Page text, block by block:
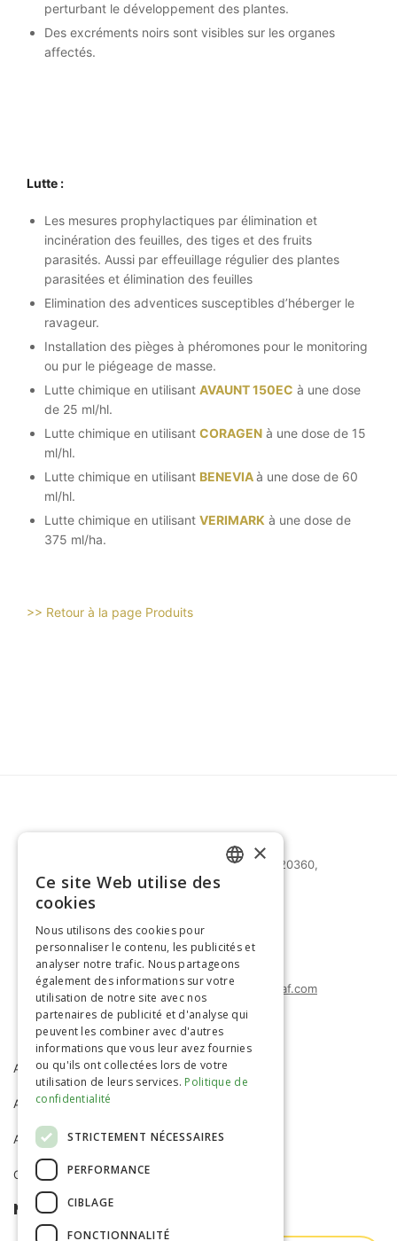
perturbant le développement des plantes.
Des excréments noirs sont visibles sur les organes
affectés.
Lutte :
Les mesures prophylactiques par élimination et
incinération des feuilles, des tiges et des fruits
parasités. Aussi par effeuillage régulier des plantes
parasitées et élimination des feuilles
Elimination des adventices susceptibles d’héberger le
ravageur.
Installation des pièges à phéromones pour le monitoring
ou pur le piégeage de masse.
Lutte chimique en utilisant AVAUNT 150EC à une dose
de 25 ml/hl.
Lutte chimique en utilisant CORAGEN à une dose de 15
ml/hl.
Lutte chimique en utilisant BENEVIAà une dose de 60
ml/hl.
Lutte chimique en utilisant VERIMARK à une dose de
375 ml/ha.
>> Retour à la page Produits
27 bd Mohammed Zerktouni 20360,
Casablanca, Maroc
(+212) 0522-487-662
(+212) 0522-487-663
agrimatco.maroc@agrimatco-af.com
ACCUEIL AGRIMATCO
ACTIVITÉS
ACTUALITÉS R&D
CARRIÈRE
NEWSLETTER
×
Ce site Web utilise des
cookies
Nous utilisons des cookies pour
personnaliser le contenu, les publicités et
analyser notre trafic. Nous partageons
également des informations sur votre
utilisation de notre site avec nos
partenaires de publicité et d'analyse qui
peuvent les combiner avec d'autres
informations que vous leur avez fournies
ou qu'ils ont collectées lors de votre
utilisation de leurs services. Politique de
confidentialité
STRICTEMENT NÉCESSAIRES
PERFORMANCE
CIBLAGE
FONCTIONNALITÉ